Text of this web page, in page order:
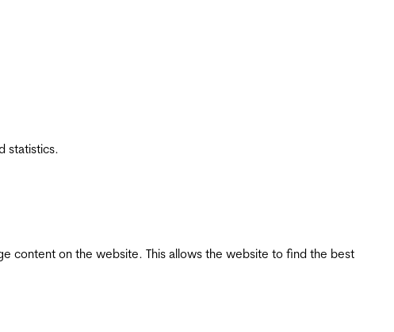
statistics.
content on the website. This allows the website to find the best